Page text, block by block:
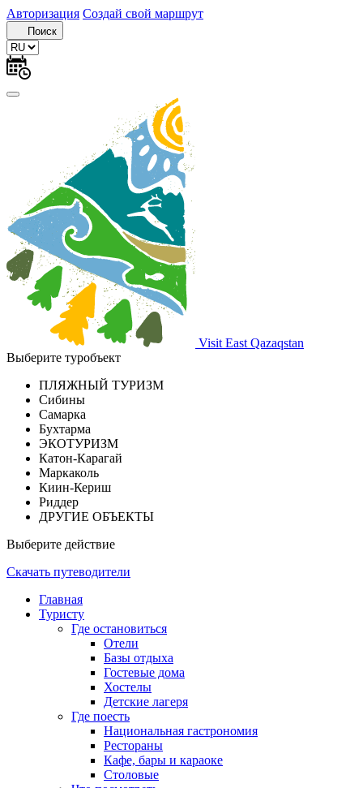
Авторизация Создай свой маршрут
Поиск
Visit East Qazaqstan
Выберите туробъект
ПЛЯЖНЫЙ ТУРИЗМ
Сибины
Самарка
Бухтарма
ЭКОТУРИЗМ
Катон-Карагай
Маркаколь
Киин-Кериш
Риддер
ДРУГИЕ ОБЪЕКТЫ
Выберите действие
Скачать путеводители
Главная
Туристу
Где остановиться
Отели
Базы отдыха
Гостевые дома
Хостелы
Детские лагеря
Где поесть
Национальная гастрономия
Рестораны
Кафе, бары и караоке
Столовые